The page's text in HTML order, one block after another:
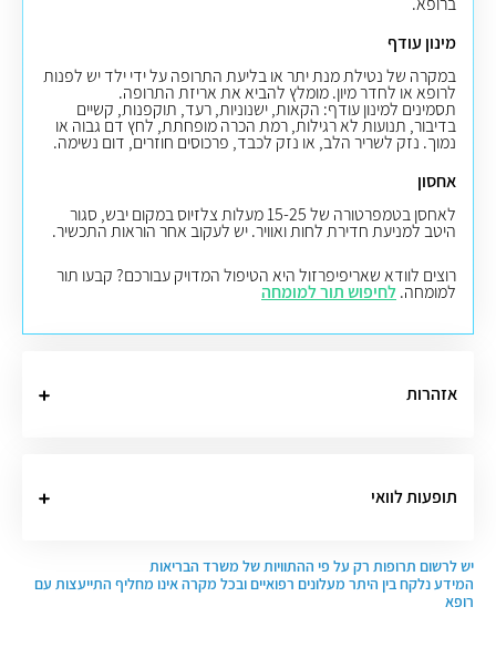
מינון עודף
במקרה של נטילת מנת יתר או בליעת התרופה על ידי ילד יש לפנות
לרופא או לחדר מיון. מומלץ להביא את אריזת התרופה.
תסמינים למינון עודף: הקאות, ישנוניות, רעד, תוקפנות, קשיים
בדיבור, תנועות לא רגילות, רמת הכרה מופחתת, לחץ דם גבוה או
נמוך. נזק לשריר הלב, או נזק לכבד, פרכוסים חוזרים, דום נשימה.
אחסון
לאחסן בטמפרטורה של 15-25 מעלות צלזיוס במקום יבש, סגור
היטב למניעת חדירת לחות ואוויר.יש לעקוב אחר הוראות התכשיר.
רוצים לוודא שאריפיפרזול היא הטיפול המדויק עבורכם? קבעו תור
למומחה.לחיפוש תור למומחה
אזהרות
תופעות לוואי
יש לרשום תרופות רק על פי ההתוויות של משרד הבריאות
המידע נלקח בין היתר מעלונים רפואיים ובכל מקרה אינו מחליף התייעצות עם
רופא